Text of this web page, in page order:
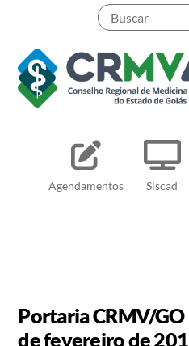
content
Agendamentos Siscad
Pesquisar
Portaria CRMV/
de fevereiro de